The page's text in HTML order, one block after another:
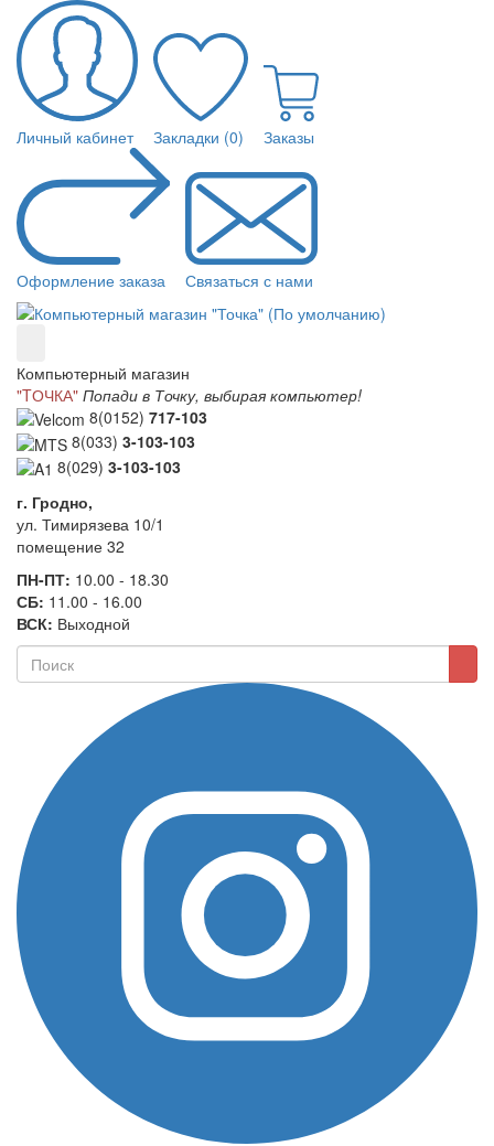
Личный кабинет Закладки (0) Заказы
Оформление заказа Связаться с нами
Компьютерный магазин
"TОЧКА" Попади в Точку, выбирая компьютер!
8(0152) 717-103
8(033) 3-103-103
8(029) 3-103-103
г. Гродно,
ул. Тимирязева 10/1
помещение 32
ПН-ПТ: 10.00 - 18.30
СБ: 11.00 - 16.00
ВСК: Выходной